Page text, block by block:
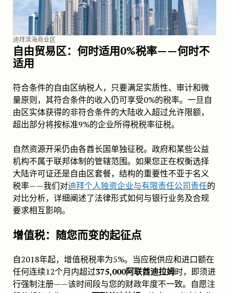
迪拜滨海商业区
自由贸易区：何时适用0%税率——何时不
适用
符合条件的自由区纳税人，只要满足实质性、审计和微
量原则，其符合条件的收入仍可享受0%的税率。一旦自
由区实体获得的非符合条件的大陆收入超过允许限额，
超出部分将按标准9%的企业所得税税率征税。
自然资源开采仍由各酋长国单独征税。政府和某些公益
机构不属于联邦体制的管辖范围。如果您正在权衡选择
大陆许可证还是自由区套餐，结构的重要性不亚于名义
税率——我们对迪拜个人独资企业与有限责任公司责任的
对比分析，详细阐述了法律形式如何与银行业务及合规
要求相互影响。
增值税：随您而变的起征点
自2018年起，增值税税率为5%。当应税供应和进口额在
任何连续12个月内超过375,000阿联酋迪拉姆时，即须进
行强制注册——该时间段与您的财政年度不一致。自愿注